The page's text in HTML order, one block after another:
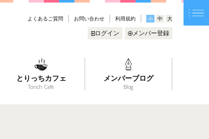
よくあるご質問 お問い合わせ 利用規約 小 中 大
ログイン メンバー登録
とりっちカフェ
Torich Cafe
メンバーブログ
Blog